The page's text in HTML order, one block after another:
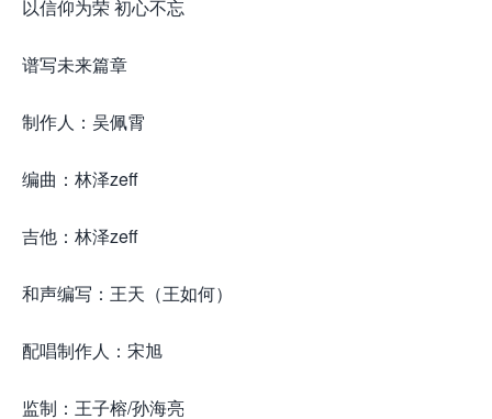
以信仰为荣 初心不忘
谱写未来篇章
制作人：吴佩霄
编曲：林泽zeff
吉他：林泽zeff
和声编写：王天（王如何）
配唱制作人：宋旭
监制：王子榕/孙海亮